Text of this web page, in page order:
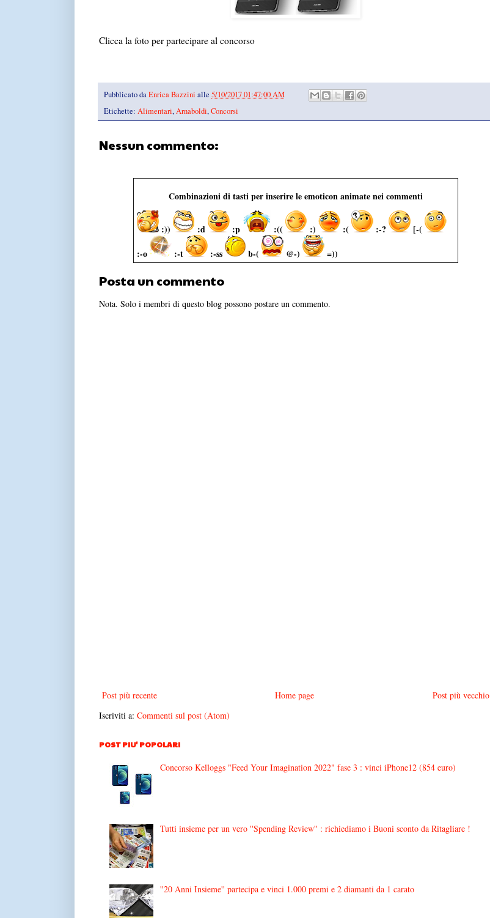
Clicca la foto per partecipare al concorso
Pubblicato daEnrica Bazzini alle 5/10/2017 01:47:00 AM
Etichette: Alimentari,Arnaboldi,Concorsi
Nessun commento:
Combinazioni di tasti per inserire le emoticon animate nei commenti
:)) :d :p :(( :) :( :-?
[-(
:-o
:-t :-ss b-( @-) =))
Posta un commento
Nota. Solo i membri di questo blog possono postare un commento.
Post più recente Post più vecchio
Home page
Iscriviti a: Commenti sul post (Atom)
POST PIU' POPOLARI
Concorso Kelloggs "Feed Your Imagination 2022" fase 3 : vinci iPhone12 (854 euro)
Tutti insieme per un vero ''Spending Review'' : richiediamo i Buoni sconto da Ritagliare !
''20 Anni Insieme'' partecipa e vinci 1.000 premi e 2 diamanti da 1 carato